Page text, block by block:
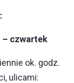
– czwartek
ok. godz.
ulicami: